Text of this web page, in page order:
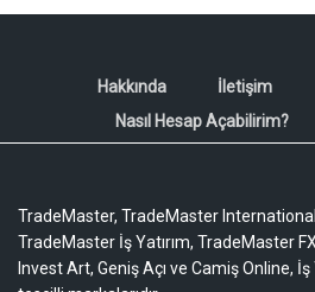
Hakkında İletişim
Nasıl Hesap Açabilirim?
TradeMaster, TradeMaster
TradeMaster İş Yatırım, TradeMaster
Invest Art, Geniş Açı ve Camiş Online,